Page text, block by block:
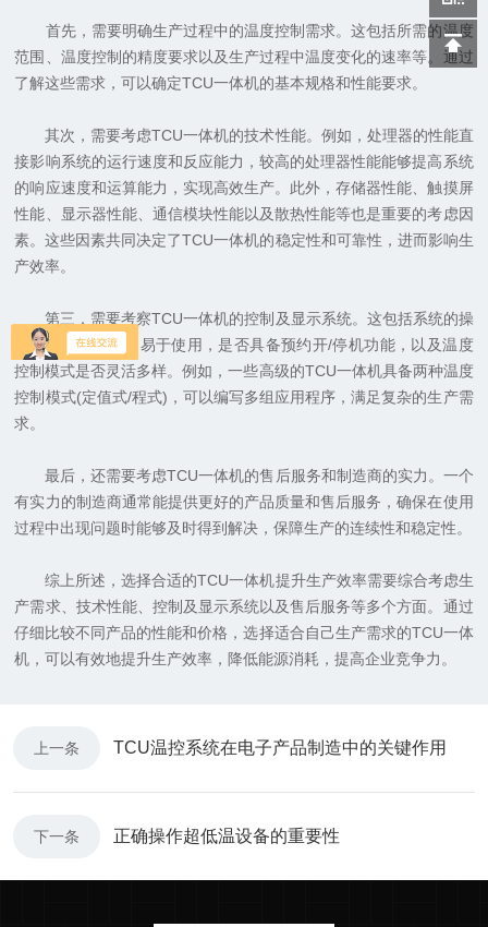
首先，需要明确生产过程中的温度控制需求。这包括所需的温度
范围、温度控制的精度要求以及生产过程中温度变化的速率等。通过
了解这些需求，可以确定TCU一体机的基本规格和性能要求。
其次，需要考虑TCU一体机的技术性能。例如，处理器的性能直
接影响系统的运行速度和反应能力，较高的处理器性能能够提高系统
的响应速度和运算能力，实现高效生产。此外，存储器性能、触摸屏
性能、显示器性能、通信模块性能以及散热性能等也是重要的考虑因
素。这些因素共同决定了TCU一体机的稳定性和可靠性，进而影响生
产效率。
第三，需要考察TCU一体机的控制及显示系统。这包括系统的操
作界面是否友好、易于使用，是否具备预约开/停机功能，以及温度
控制模式是否灵活多样。例如，一些高级的TCU一体机具备两种温度
控制模式(定值式/程式)，可以编写多组应用程序，满足复杂的生产需
求。
最后，还需要考虑TCU一体机的售后服务和制造商的实力。一个
有实力的制造商通常能提供更好的产品质量和售后服务，确保在使用
过程中出现问题时能够及时得到解决，保障生产的连续性和稳定性。
综上所述，选择合适的TCU一体机提升生产效率需要综合考虑生
产需求、技术性能、控制及显示系统以及售后服务等多个方面。通过
仔细比较不同产品的性能和价格，选择适合自己生产需求的TCU一体
机，可以有效地提升生产效率，降低能源消耗，提高企业竞争力。
上一条 TCU温控系统在电子产品制造中的关键作用
下一条 正确操作超低温设备的重要性